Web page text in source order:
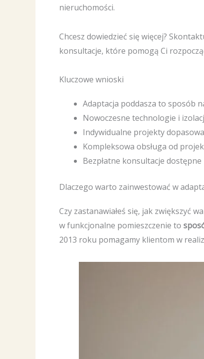
nieruchomości.
Chcesz dowiedzieć się więcej?
konsultacje, które pomogą Ci
Kluczowe wnioski
Adaptacja poddasza to sposób
Nowoczesne technologie i
Indywidualne projekty
Kompleksowa obsługa od
Bezpłatne konsultacje
Dlaczego warto zainwestować w
Czy zastanawiałeś się, jak zwiększyć
w funkcjonalne pomieszczenie to
2013 roku pomagamy klientom w